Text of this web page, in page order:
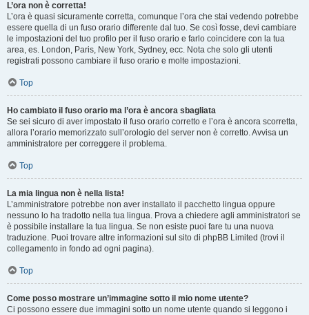
L’ora non è corretta!
L’ora è quasi sicuramente corretta, comunque l’ora che stai vedendo potrebbe
essere quella di un fuso orario differente dal tuo. Se così fosse, devi cambiare
le impostazioni del tuo profilo per il fuso orario e farlo coincidere con la tua
area, es. London, Paris, New York, Sydney, ecc. Nota che solo gli utenti
registrati possono cambiare il fuso orario e molte impostazioni.
Top
Ho cambiato il fuso orario ma l’ora è ancora sbagliata
Se sei sicuro di aver impostato il fuso orario corretto e l’ora è ancora scorretta,
allora l’orario memorizzato sull’orologio del server non è corretto. Avvisa un
amministratore per correggere il problema.
Top
La mia lingua non è nella lista!
L’amministratore potrebbe non aver installato il pacchetto lingua oppure
nessuno lo ha tradotto nella tua lingua. Prova a chiedere agli amministratori se
è possibile installare la tua lingua. Se non esiste puoi fare tu una nuova
traduzione. Puoi trovare altre informazioni sul sito di phpBB Limited (trovi il
collegamento in fondo ad ogni pagina).
Top
Come posso mostrare un’immagine sotto il mio nome utente?
Ci possono essere due immagini sotto un nome utente quando si leggono i